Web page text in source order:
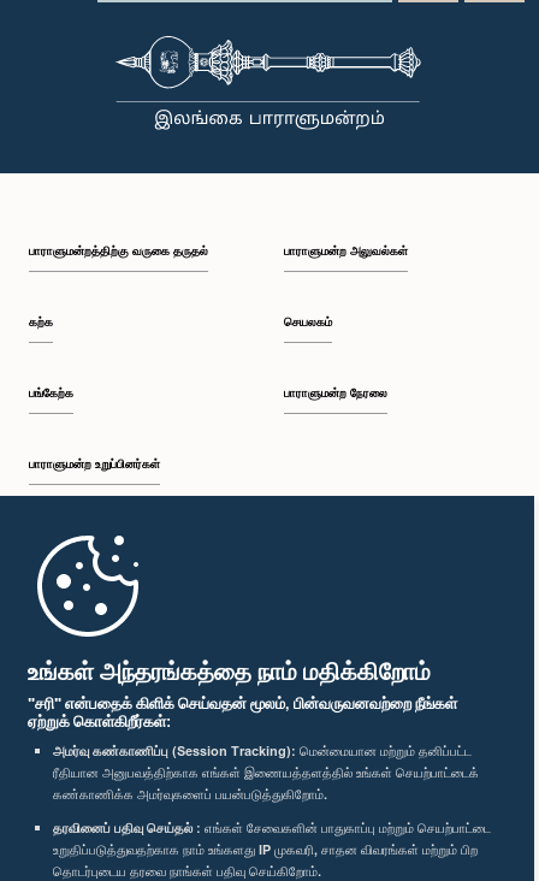
உங்கள் அந்தரங்கத்தை நாம் மதிக்கிறோம்
"சரி" என்பதைக் கிளிக் செய்வதன் மூலம், பின்வருவனவற்றை நீங்கள்
ஏற்றுக் கொள்கிறீர்கள்:
அமர்வு கண்காணிப்பு (Session Tracking): மென்மையான மற்றும் தனிப்பட்ட
ரீதியான அனுபவத்திற்காக எங்கள் இணையத்தளத்தில் உங்கள் செயற்பாட்டைக்
கண்காணிக்க அமர்வுகளைப் பயன்படுத்துகிறோம்.
தரவினைப் பதிவு செய்தல் : எங்கள் சேவைகளின் பாதுகாப்பு மற்றும் செயற்பாட்டை
உறுதிப்படுத்துவதற்காக நாம் உங்களது IP முகவரி, சாதன விவரங்கள் மற்றும் பிற
தொடர்புடைய தரவை நாங்கள் பதிவு செய்கிறோம்.
பாராளுமன்றத்திற்கு வருகை தருதல்
கற்க
பங்கேற்க
பாராளுமன்ற உறுப்பினர்கள்
முதற்பக்கம்
பாராளுமன்ற அலுவல்கள்
செயலகம்
பாராளுமன்ற நேரலை
பாராளுமன்ற கையடக்க செயலி
எம்மை பின்தொடர்க :
விருதுகள்